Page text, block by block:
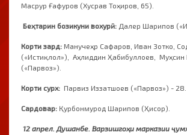
Масрур Ғафуров (Хусрав Тоҳиров, 65).
Беҳтарин бозикуни вохурӣ: Далер Шарипов
Корти зард: Манучеҳр Сафаров, Иван Зотко,
(«Истиқлол»), Аҳлиддин Ҳабибуллоев, Муҳсин
(«Парвоз»).
Корти сурх: Парвиз Иззатшоев («Парвоз») - 28.
Сардовар: Қурбонмурод Шарипов (Ҳисор).
12 апрел. Душанбе. Варзишгоҳи марказии